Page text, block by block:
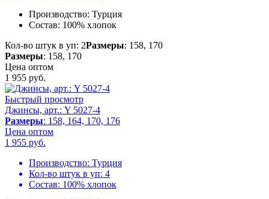
Производство: Турция
Состав: 100% хлопок
Кол-во штук в уп: 2Размеры: 158, 170
Размеры: 158, 170
Цена оптом
1 955 руб.
Быстрый просмотр
Джинсы, арт.: Y 5027-4
Размеры: 158, 164, 170, 176
Цена оптом
1 955 руб.
Производство: Турция
Кол-во штук в уп: 4
Состав: 100% хлопок